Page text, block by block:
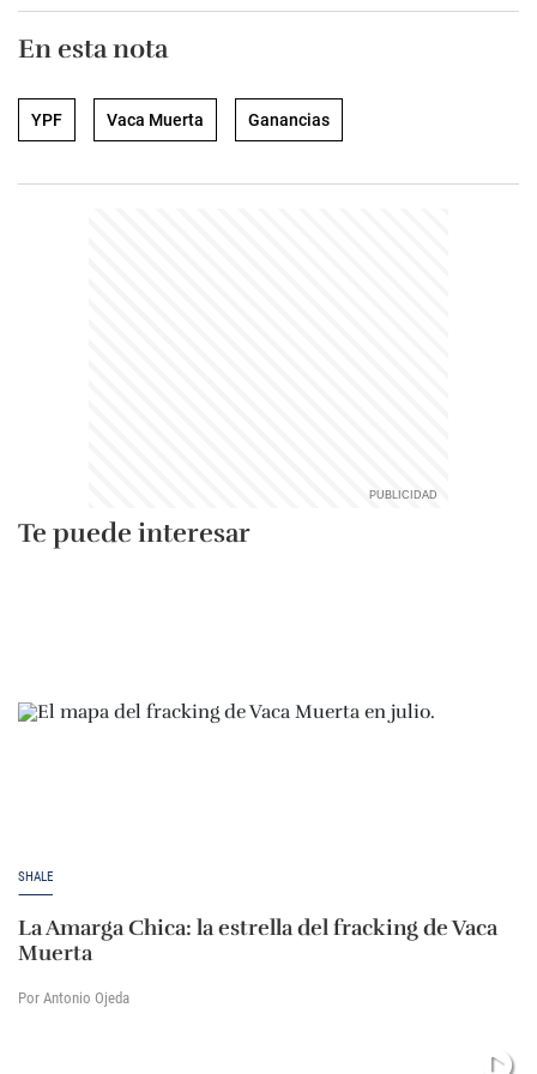
En esta nota
YPF Vaca Muerta Ganancias
Te puede interesar
SHALE
La Amarga Chica: la estrella del fracking de Vaca
Muerta
Por Antonio Ojeda